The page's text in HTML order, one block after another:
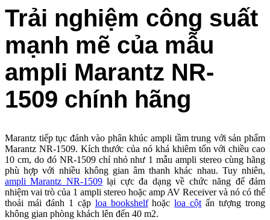
Trải nghiệm công suất
mạnh mẽ của mẫu
ampli Marantz NR-
1509 chính hãng
Marantz tiếp tục đánh vào phân khúc ampli tầm trung với sản phẩm
Marantz NR-1509. Kích thước của nó khá khiêm tốn với chiều cao
10 cm, do đó NR-1509 chỉ nhỏ như 1 mẫu ampli stereo cùng hãng
phù hợp với nhiều không gian âm thanh khác nhau. Tuy nhiên,
ampli Marantz NR-1509lại cực đa dạng về chức năng để đảm
nhiệm vai trò của 1 ampli stereo hoặc amp AV Receiver và nó có thể
thoải mái đánh 1 cặp loa bookshelfhoặcloa cột ấn tượng trong
không gian phòng khách lên đến 40 m2.